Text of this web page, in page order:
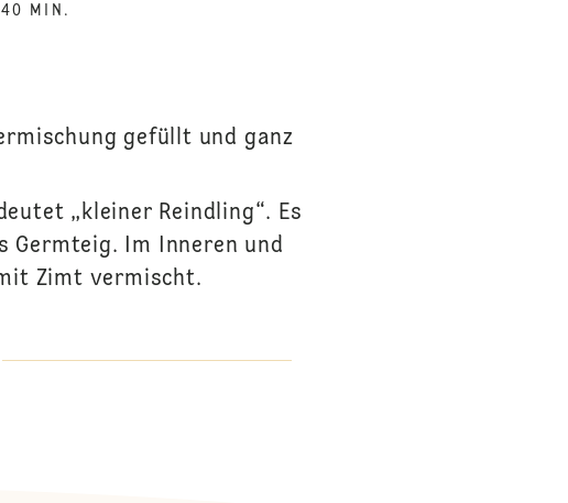
40 MIN.
gefüllt und ganz
„kleiner Reindling“. Es
Germteig. Im Inneren und
Zimt vermischt.